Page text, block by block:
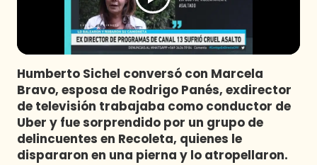
Humberto Sichel conversó con Marcela
Bravo, esposa de Rodrigo Panés, exdirector
de televisión trabajaba como conductor de
Uber y fue sorprendido por un grupo de
delincuentes en Recoleta, quienes le
dispararon en una pierna y lo atropellaron.
Club De La Comedia
Contigo en Directo
Plan Perfecto
El Tiempo
Sabingo
Todos Los Programas